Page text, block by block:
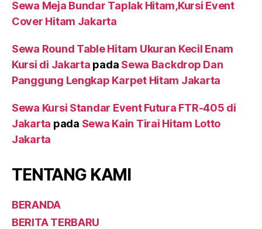
Sewa Meja Bundar Taplak Hitam,Kursi Event
Cover Hitam Jakarta
Sewa Round Table Hitam Ukuran Kecil Enam
Kursi di Jakarta pada Sewa Backdrop Dan
Panggung Lengkap Karpet Hitam Jakarta
Sewa Kursi Standar Event Futura FTR-405 di
Jakarta pada Sewa Kain Tirai Hitam Lotto
Jakarta
TENTANG KAMI
BERANDA
BERITA TERBARU